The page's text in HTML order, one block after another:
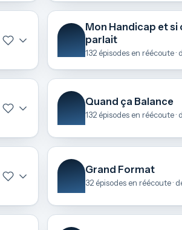
Mon Handicap et si on en
parlait
Quand ça Balance
Grand Format